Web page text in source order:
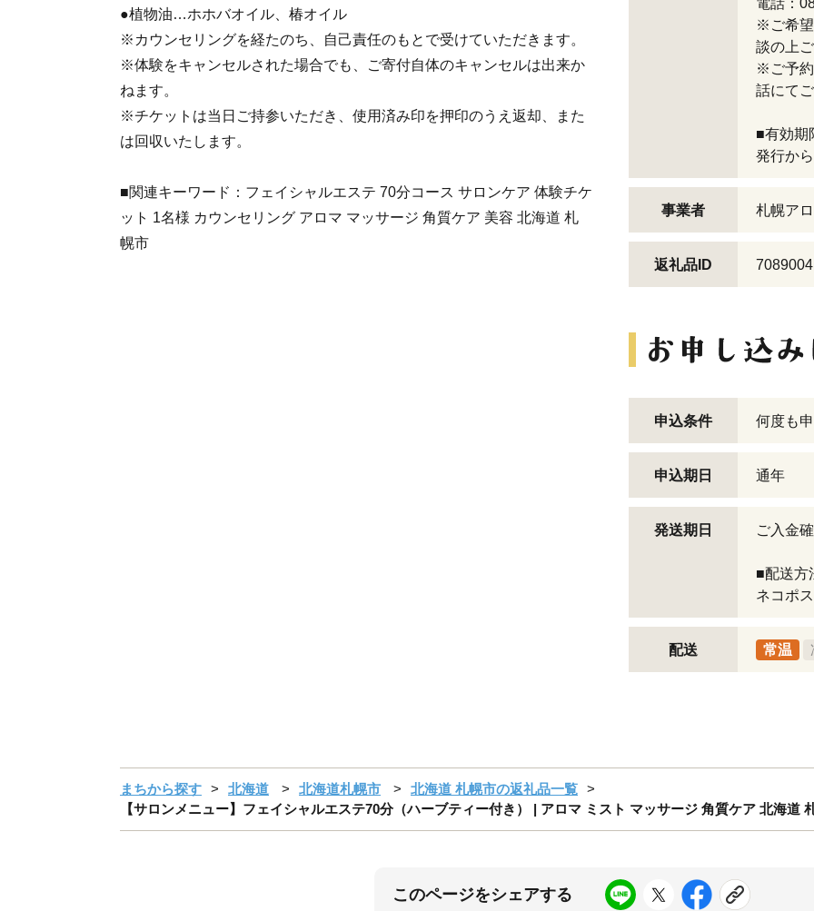
●植物油…ホホバオイル、椿オイル
※カウンセリングを経たのち、自己責任のもとで受けていただきます。
※体験をキャンセルされた場合でも、ご寄付自体のキャンセルは出来か
ねます。
※チケットは当日ご持参いただき、使用済み印を押印のうえ返却、また
は回収いたします。
■関連キーワード：フェイシャルエステ 70分コース サロンケア 体験チケ
ット 1名様 カウンセリング アロマ マッサージ 角質ケア 美容 北海道 札
幌市
電話：
※ご希望
談の上
※ご予約
話にて
■有効期
発行か
事業者 札幌ア
返礼品ID 7089004
申込条件 何度も
申込期日 通年
発送期日 ご入金
■配送方
ネコポス
配送 常温
まちから探す 北海道 北海道札幌市
北海道 札幌市の返礼品一覧
【サロンメニュー】フェイシャルエステ70分（ハーブティー付き） | アロマ ミスト マッサージ 角質ケア 北海道
このページをシェアする